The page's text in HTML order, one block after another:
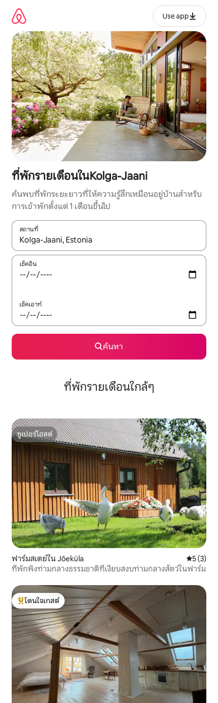
เนื้อหา
Use app
ที่พักรายเดือนในKolga-Jaani
ค้นพบที่พักระยะยาวที่ให้ความรู้สึกเหมือนอยู่บ้านสำหรับ
การเข้าพักตั้งแต่ 1 เดือนขึ้นไป
สถานที่
ใช้ลูกศรขึ้นลง หรือใช้การสัมผัสหรือปัด เพื่อสำรวจผลการค้นหา
เช็คอิน
เช็คเอาท์
ค้นหา
ที่พักรายเดือนใกล้ๆ
ซูเปอร์โฮสต์
ซูเปอร์โฮสต์
ฟาร์มสเตย์ใน Jõeküla คะแนนเฉ
5 (3)
ที่พักพิงท่ามกลางธรรมชาติที่เงียบสงบท่ามกลางสัตว์ในฟาร์ม
โดนใจเกสต์ที่สุด
โดนใจเกสต์